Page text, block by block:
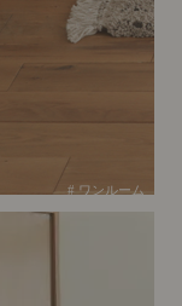
# ワンルーム